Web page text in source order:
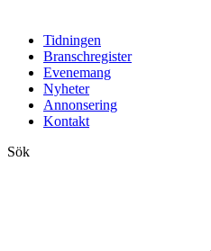
Tidningen
Branschregister
Evenemang
Nyheter
Annonsering
Kontakt
Sök